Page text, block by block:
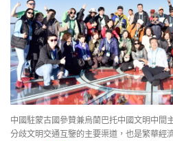
中國駐蒙古國參贊兼烏蘭巴托中國文明中間
分歧文明交通互鑒的主要渠道，也是繁華經